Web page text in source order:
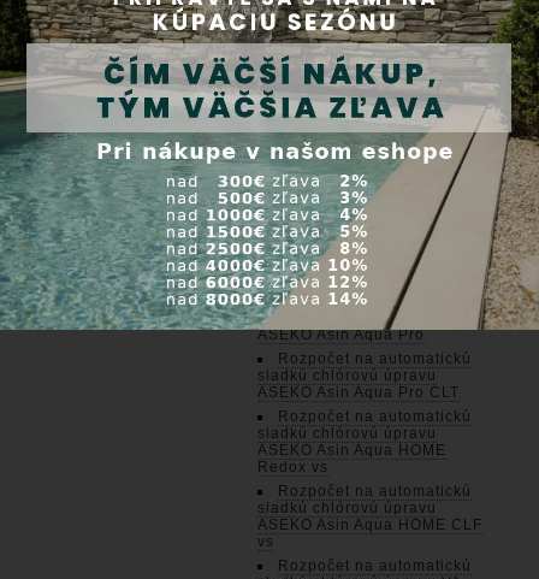
sladkú chlórovú úpravu
ASEKO Asin Aqua Net+ Dose
Rozpočet na automatickú
sladkú chlórovú úpravu
ASEKO Asin Aqua Net Redox
Rozpočet na automatickú
sladkú chlórovú úpravu
ASEKO Asin Aqua Net+
Redox
Rozpočet na automatickú
sladkú chlórovú úpravu
ASEKO Asin Aqua Net CLF
Rozpočet na automatickú
sladkú chlórovú úpravu
ASEKO Asin Aqua Net+ CLF
Rozpočet na automatickú
sladkú chlórovú úpravu
ASEKO Asin Aqua Pro
Rozpočet na automatickú
sladkú chlórovú úpravu
ASEKO Asin Aqua Pro CLT
Rozpočet na automatickú
sladkú chlórovú úpravu
ASEKO Asin Aqua HOME
Redox vs
Rozpočet na automatickú
sladkú chlórovú úpravu
ASEKO Asin Aqua HOME CLF
vs
Rozpočet na automatickú